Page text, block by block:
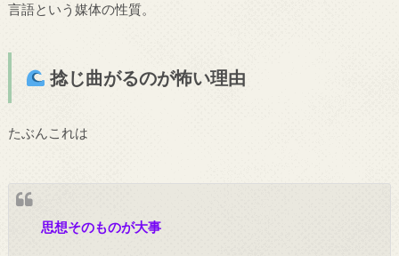
言語という媒体の性質。
捻じ曲がるのが怖い理由
たぶんこれは
思想そのものが大事